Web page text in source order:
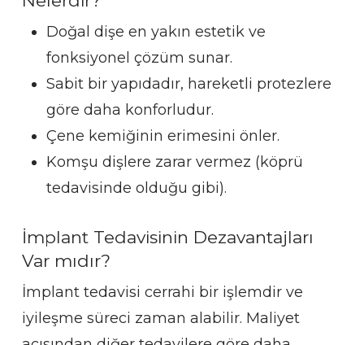
Doğal dişe en yakın estetik ve
fonksiyonel çözüm sunar.
Sabit bir yapıdadır, hareketli protezlere
göre daha konforludur.
Çene kemiğinin erimesini önler.
Komşu dişlere zarar vermez (köprü
tedavisinde olduğu gibi).
İmplant Tedavisinin Dezavantajları
Var mıdır?
İmplant tedavisi cerrahi bir işlemdir ve
iyileşme süreci zaman alabilir. Maliyet